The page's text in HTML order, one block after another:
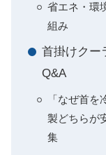
省エネ・環
組み
首掛けクー
Q&A
「なぜ首
製どちらが
集